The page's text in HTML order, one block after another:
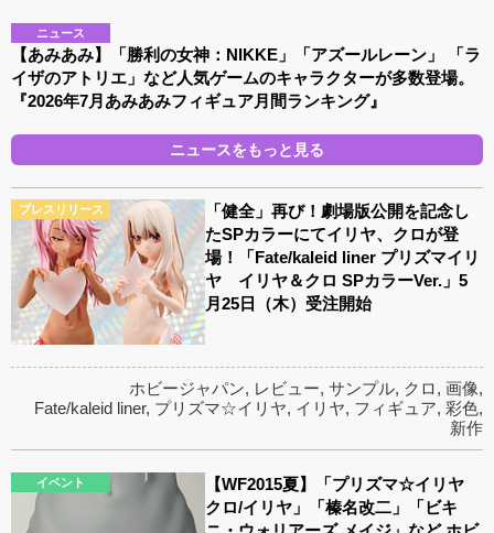
ニュース
【あみあみ】「勝利の女神：NIKKE」「アズールレーン」 「ラ
イザのアトリエ」など人気ゲームのキャラクターが多数登場。
『2026年7月あみあみフィギュア月間ランキング』
ニュースをもっと見る
プレスリリース
「健全」再び！劇場版公開を記念し
たSPカラーにてイリヤ、クロが登
場！「Fate/kaleid liner プリズマイリ
ヤ イリヤ＆クロ SPカラーVer.」5
月25日（木）受注開始
ホビージャパン, レビュー, サンプル, クロ, 画像,
Fate/kaleid liner, プリズマ☆イリヤ, イリヤ, フィギュア, 彩色,
新作
イベント
【WF2015夏】「プリズマ☆イリヤ
クロ/イリヤ」「榛名改二」「ビキ